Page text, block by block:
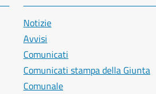
Notizie
Avvisi
Comunicati
Comunicati stampa della Giunta
Comunale